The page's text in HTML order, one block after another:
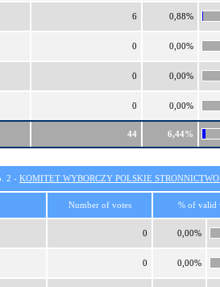
6 0,88%
0 0,00%
0 0,00%
0 0,00%
44 6,44%
2 - KOMITET WYBORCZY POLSKIE
Number of votes % of valid
0 0,00%
0 0,00%